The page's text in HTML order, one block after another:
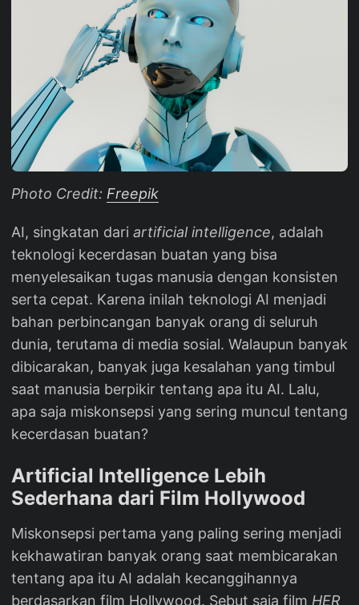
Photo Credit: Freepik
AI, singkatan dari artificial intelligence, adalah
teknologi kecerdasan buatan yang bisa
menyelesaikan tugas manusia dengan konsisten
serta cepat. Karena inilah teknologi AI menjadi
bahan perbincangan banyak orang di seluruh
dunia, terutama di media sosial. Walaupun banyak
dibicarakan, banyak juga kesalahan yang timbul
saat manusia berpikir tentang apa itu AI. Lalu,
apa saja miskonsepsi yang sering muncul tentang
kecerdasan buatan?
Artificial Intelligence Lebih
Sederhana dari Film Hollywood
Miskonsepsi pertama yang paling sering menjadi
kekhawatiran banyak orang saat membicarakan
tentang apa itu AI adalah kecanggihannya
berdasarkan film Hollywood. Sebut saja film HER